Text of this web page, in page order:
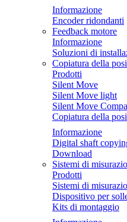
Informazione
Encoder ridondanti
Feedback motore
Informazione
Soluzioni di
Copiatura della
Prodotti
Silent Move
Silent Move light
Silent Move
Copiatura della
Informazione
Digital shaft
Download
Sistemi di
Prodotti
Sistemi di
Dispositivo per
Kits di montaggio